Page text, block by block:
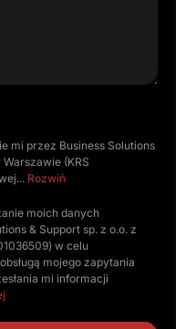
mi przez Business Solutions
(KRS
Rozwiń
moich danych
& Support sp. z o.o. z
w celu
mojego zapytania
mi informacji